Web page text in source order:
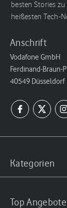
besten Stories
heißesten Tech-
Anschrift
Vodafone GmbH
Ferdinand-Braun-
40549 Düsseldorf
Kategorien
Top Angebote